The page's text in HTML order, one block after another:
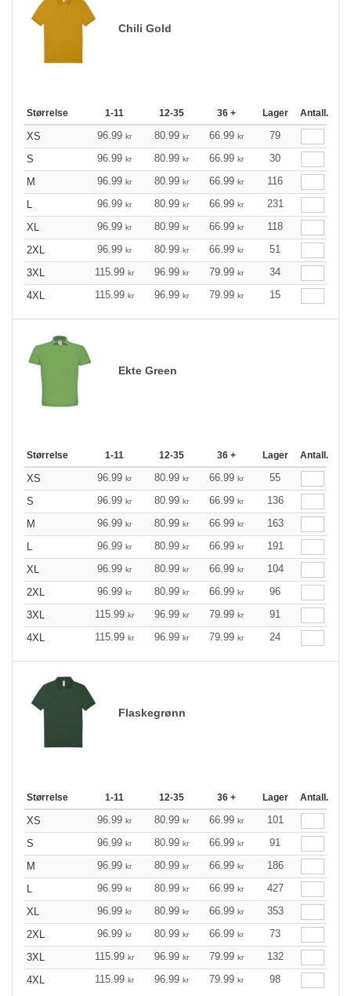
Chili Gold
Størrelse 1-11 12-35 36 + Lager Antall.
XS 96.99 kr 80.99 kr 66.99 kr
79
S
96.99 kr 80.99 kr 66.99 kr
30
M
96.99 kr 80.99 kr 66.99 kr
116
L
96.99 kr 80.99 kr 66.99 kr
231
XL
96.99 kr 80.99 kr 66.99 kr
118
2XL
96.99 kr 80.99 kr 66.99 kr
51
3XL
115.99 kr 96.99 kr 79.99 kr
34
4XL
115.99 kr 96.99 kr 79.99 kr 15
Ekte Green
Størrelse 1-11 12-35 36 + Lager Antall.
XS 96.99 kr 80.99 kr 66.99 kr
55
S
96.99 kr 80.99 kr 66.99 kr
136
M
96.99 kr 80.99 kr 66.99 kr
163
L
96.99 kr 80.99 kr 66.99 kr
191
XL
96.99 kr 80.99 kr 66.99 kr
104
2XL
96.99 kr 80.99 kr 66.99 kr
96
3XL
115.99 kr 96.99 kr 79.99 kr
91
4XL
115.99 kr 96.99 kr 79.99 kr 24
Flaskegrønn
Størrelse 1-11 12-35 36 + Lager Antall.
XS 96.99 kr 80.99 kr 66.99 kr
101
S
96.99 kr 80.99 kr 66.99 kr
91
M
96.99 kr 80.99 kr 66.99 kr
186
L
96.99 kr 80.99 kr 66.99 kr
427
XL
96.99 kr 80.99 kr 66.99 kr
353
2XL
96.99 kr 80.99 kr 66.99 kr
73
3XL
115.99 kr 96.99 kr 79.99 kr
132
4XL
115.99 kr 96.99 kr 79.99 kr 98